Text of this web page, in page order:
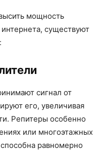
мощность
существуют
сигнал от
его, увеличивая
Репитеры особенно
или многоэтажных
равномерно